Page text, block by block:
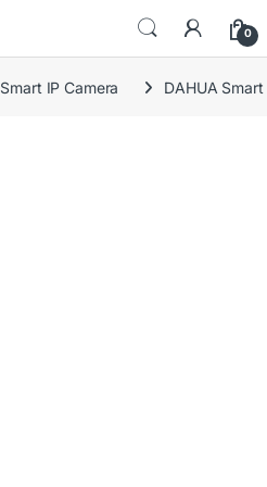
0
Smart IP Camera DAHUA